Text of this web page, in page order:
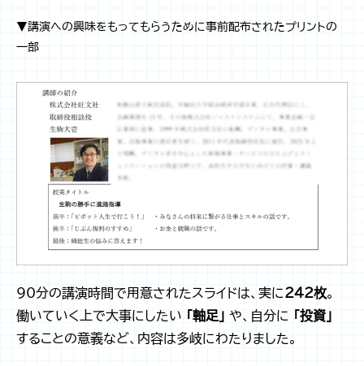
▼講演への興味をもってもらうために事前配布されたプリントの
一部
90分の講演時間で用意されたスライドは、実に242枚。
働いていく上で大事にしたい
「軸足」 や、自分に
「投資」
することの意義など、内容は多岐にわたりました。